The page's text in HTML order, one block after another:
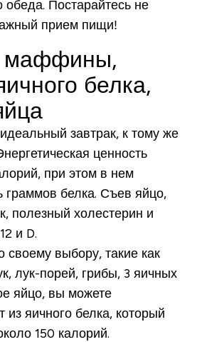
Постарайтесь не
прием пищи!
маффины,
белка,
завтрак, к тому же
ценность
при этом в нем
граммов белка. Съев яйцо,
полезный холестерин и
и D.
выбору, такие как
лук-порей, грибы, 3 яичных
яйцо, вы можете
из яичного белка, который
150 калорий.